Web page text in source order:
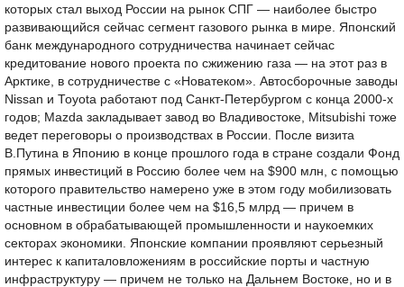
которых стал выход России на рынок СПГ — наиболее быстро
развивающийся сейчас сегмент газового рынка в мире. Японский
банк международного сотрудничества начинает сейчас
кредитование нового проекта по сжижению газа — на этот раз в
Арктике, в сотрудничестве с «Новатеком». Автосборочные заводы
Nissan и Toyota работают под Санкт-Петербургом с конца 2000-х
годов; Mazda закладывает завод во Владивостоке, Mitsubishi тоже
ведет переговоры о производствах в России. После визита
В.Путина в Японию в конце прошлого года в стране создали Фонд
прямых инвестиций в Россию более чем на $900 млн, с помощью
которого правительство намерено уже в этом году мобилизовать
частные инвестиции более чем на $16,5 млрд — причем в
основном в обрабатывающей промышленности и наукоемких
секторах экономики. Японские компании проявляют серьезный
интерес к капиталовложениям в российские порты и частную
инфраструктуру — причем не только на Дальнем Востоке, но и в